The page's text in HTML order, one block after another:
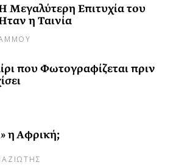
Μεγαλύτερη Επιτυχία του
η Ταινία
που Φωτογραφίζεται πριν
η Αφρική;